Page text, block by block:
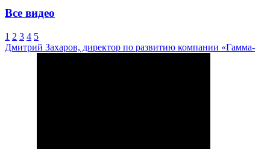
Все видео
1 2 3 4 5
Дмитрий Захаров, директор по развитию компании «Гамма-